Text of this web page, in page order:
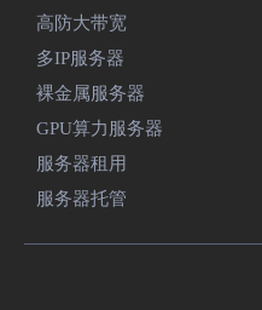
高防大带宽
多IP服务器
裸金属服务器
GPU算力服务器
服务器租用
服务器托管